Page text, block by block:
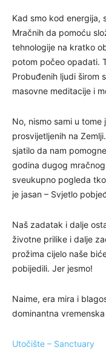
Kad smo kod energija,
Mračnih da pomoću
tehnologije na kratko
potom počeo opadati.
Probuđenih ljudi širom
masovne meditacije i
No, nismo sami u
prosvijetljenih na
sjatilo da nam
godina dugog
sveukupno pogleda
je jasan – Svjetlo
Naš zadatak i dalje
životne prilike i dalje
prožima cijelo naše
pobijedili. Jer jesmo!
Naime, era mira i
dominantna
Utočište – Sanctuary